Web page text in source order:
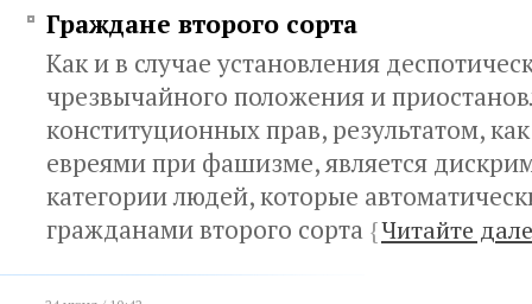
Граждане второго сорта
Как и в случае установления
чрезвычайного положения и
конституционных прав, результатом,
евреями при фашизме, является
категории людей, которые
гражданами второго сорта {Читайте